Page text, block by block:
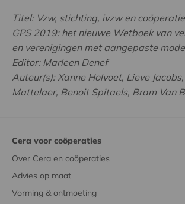
Titel: Vzw, stichting, ivzw en
GPS 2019: het nieuwe Wetboek van
en verenigingen met aangepaste
Editor: Marleen Denef
Auteur(s): Xanne Holvoet, Lieve
Mattelaer, Benoit Spitaels, Bram Van
Cera voor coöperaties
Over Cera en coöperaties
Advies op maat
Vorming & ontmoeting